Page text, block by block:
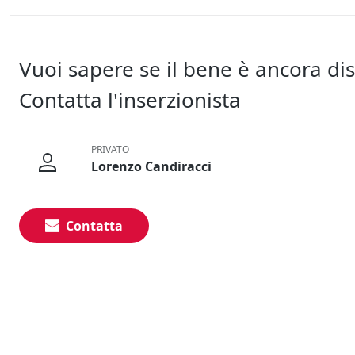
Vuoi sapere se il bene è ancora
Contatta l'inserzionista
PRIVATO
Lorenzo Candiracci
Contatta